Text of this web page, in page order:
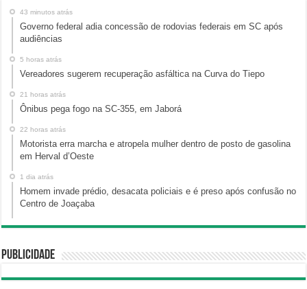
43 minutos atrás
Governo federal adia concessão de rodovias federais em SC após
audiências
5 horas atrás
Vereadores sugerem recuperação asfáltica na Curva do Tiepo
21 horas atrás
Ônibus pega fogo na SC-355, em Jaborá
22 horas atrás
Motorista erra marcha e atropela mulher dentro de posto de gasolina
em Herval d’Oeste
1 dia atrás
Homem invade prédio, desacata policiais e é preso após confusão no
Centro de Joaçaba
Publicidade